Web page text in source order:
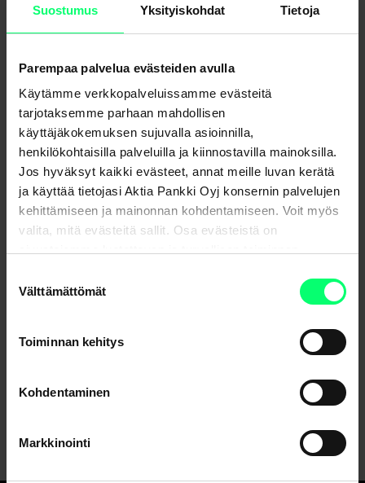
Suostumus Yksityiskohdat Tietoja
Parempaa palvelua evästeiden avulla
Käytämme verkkopalveluissamme evästeitä
tarjotaksemme parhaan mahdollisen
käyttäjäkokemuksen sujuvalla asioinnilla,
henkilökohtaisilla palveluilla ja kiinnostavilla mainoksilla.
Jos hyväksyt kaikki evästeet, annat meille luvan kerätä
ja käyttää tietojasi Aktia Pankki Oyj konsernin palvelujen
kehittämiseen ja mainonnan kohdentamiseen. Voit myös
valita, mitä evästeitä sallit. Osa evästeistä on
valinta
Välttämättömät
Toiminnan kehitys
Kohdentaminen
Markkinointi
Uutisarkisto